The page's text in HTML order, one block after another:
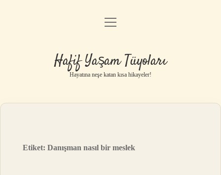
Anasayfa
Yasal Uyarı
menüyü
Hafif Yaşam Tüyoları
Hayatına neşe katan kısa hikayeler!
Etiket:Danışman nasıl bir meslek